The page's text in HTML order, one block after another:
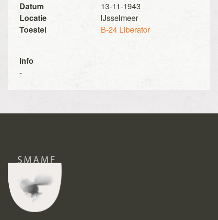
Datum
13-11-1943
Locatie
IJsselmeer
Toestel
B-24 Liberator
Info
-